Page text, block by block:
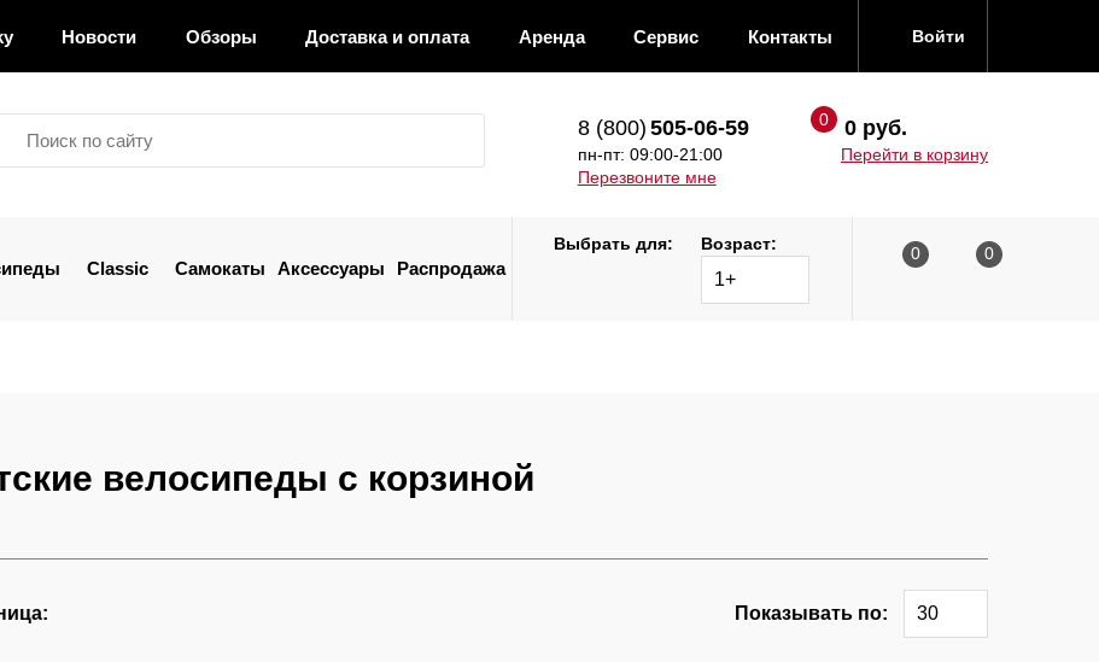
Новости Обзоры Доставка и оплата Аренда Сервис Контакты Войти
8 (800) 505-06-59
пн-пт: 09:00-21:00
Перезвоните мне
0 руб.
Перейти в корзину
Classic Самокаты Аксессуары Распродажа
Выбрать для: Возраст:
1+
велосипеды с корзиной
Показывать по: 30